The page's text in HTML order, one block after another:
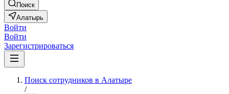
Поиск
Алатырь
Войти
Войти
Зарегистрироваться
Поиск сотрудников в Алатыре
/